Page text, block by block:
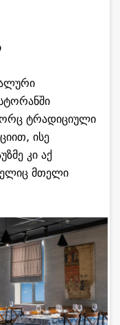
ტრადიციული
ისე
კი აქ
მთელი